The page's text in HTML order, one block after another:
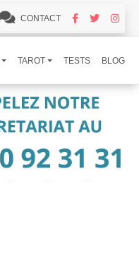
CONTACT
TAROT TESTS BLOG